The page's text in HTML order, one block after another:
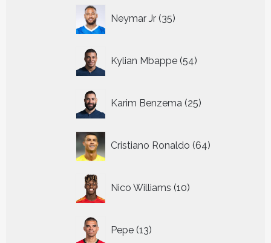
Neymar Jr 35
producten
Kylian Mbappe 54
producten
Karim Benzema 25
producten
Cristiano Ronaldo 64
producten
Nico Williams 10
producten
Pepe 13
producten